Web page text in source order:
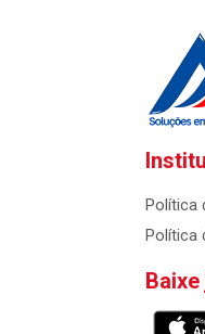
Política
Política